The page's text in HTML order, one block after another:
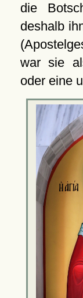
die
deshalb
war sie
oder eine